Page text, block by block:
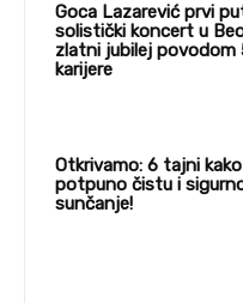
Goca Lazarević prvi
solistički koncert u
zlatni jubilej povodom
karijere
Otkrivamo: 6 tajni
potpuno čistu i
sunčanje!